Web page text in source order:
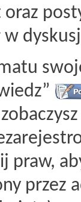
w
praw,
przez